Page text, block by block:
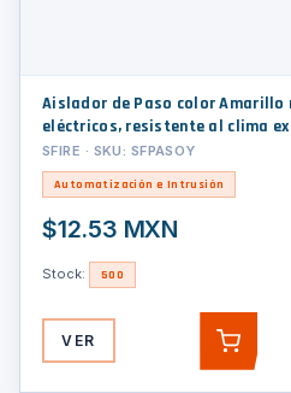
Aislador de Paso color
eléctricos, resistente al clima
SFIRE · SKU: SFPASOY
Automatización e Intrusión
$12.53 MXN
Stock: 500
VER